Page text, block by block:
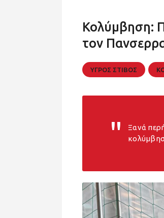
Κολύμβηση:
τον
ΥΓΡΟΣ ΣΤΙΒΟΣ
Ξανά